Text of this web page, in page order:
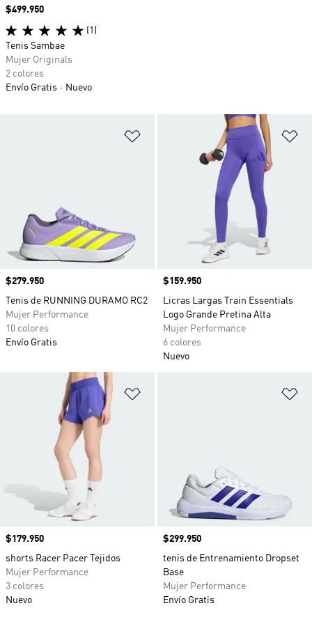
Añadir a la lista de deseos
Precio
$279.950
Tenis de RUNNING DURAMO RC2
Mujer Performance
10 colores
Envío Gratis
Precio
$159.950
Licras Largas Train Essentials
Logo Grande Pretina Alta
Mujer Performance
6 colores
Nuevo
Precio
$179.950
shorts Racer Pacer Tejidos
Mujer Performance
3 colores
Nuevo
Precio
$299.950
tenis de Entrenamiento Dropset
Base
Mujer Performance
Envío Gratis
Precio
$499.950
(1)
Tenis Sambae
Mujer Originals
2 colores
Envío Gratis
Nuevo